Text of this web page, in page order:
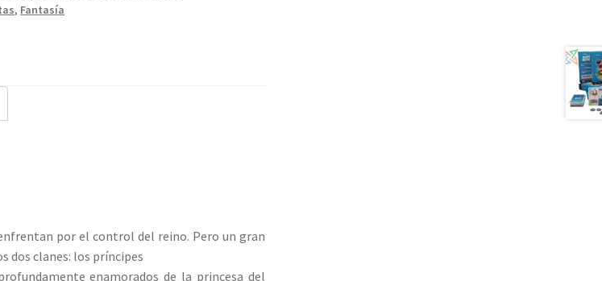
, Fantasía
por el control del reino. Pero un gran
dos clanes: los príncipes
enamorados de la princesa del